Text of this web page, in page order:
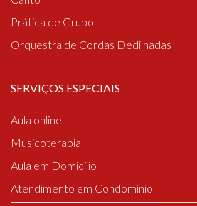
Prática de Grupo
Orquestra de Cordas Dedilhadas
SERVIÇOS ESPECIAIS
Aula online
Musicoterapia
Aula em Domicílio
Atendimento em Condomínio